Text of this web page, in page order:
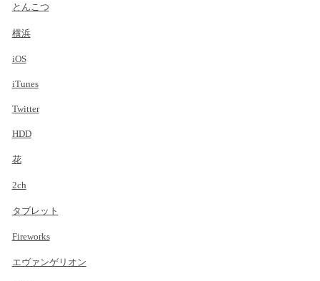
とんこつ
横浜
iOS
iTunes
Twitter
HDD
花
2ch
タブレット
Fireworks
エヴァンゲリオン